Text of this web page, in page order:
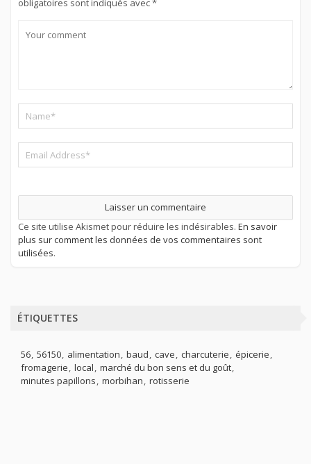
obligatoires sont indiqués avec*
Ce site utilise Akismet pour réduire les indésirables. En savoir
plus sur comment les données de vos commentaires sont
utilisées.
ÉTIQUETTES
56 56150 alimentation baud cave charcuterie épicerie
fromagerie local marché du bon sens et du goût
minutes papillons morbihan rotisserie